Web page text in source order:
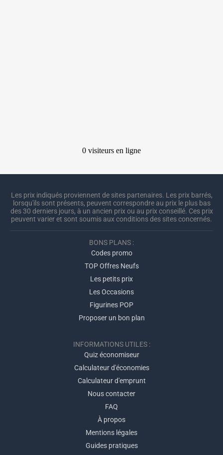
Les prix indiqués proviennent de sites partenaires. Les prix barrés,
lorsqu'ils sont présents, peuvent correspondre au prix le plus bas
des 30 derniers jours, à un ancien prix ou au prix conseillé. Ces prix
peuvent varier et sont soumis aux conditions des sites concernés.
BONS PLANS :
Codes promo
TOP Offres Neufs
Les petits prix
Les Occasions
Figurines POP
Proposer un bon plan
INFORMATIONS UTILES :
Quiz économiseur
Calculateur d'économies
Calculateur d'emprunt
Nous contacter
FAQ
À propos
Mentions légales
Guides pratiques